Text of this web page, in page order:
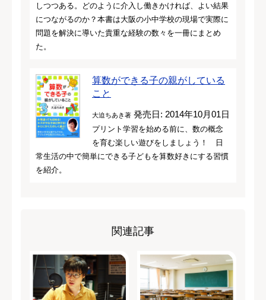
しつつある。どのように介入し働きかければ、よい結果
につながるのか？本書は大阪の小中学校の現場で実際に
問題を解決に導いた貴重な経験の数々を一冊にまとめ
た。
算数ができる子の親がしている
こと
大迫ちあき著 発売日: 2014年10月01日
プリント学習を始める前に、数の概念
を育む楽しい遊びをしましょう！ 日
常生活の中で簡単にできる子どもを算数好きにする習慣
を紹介。
関連記事